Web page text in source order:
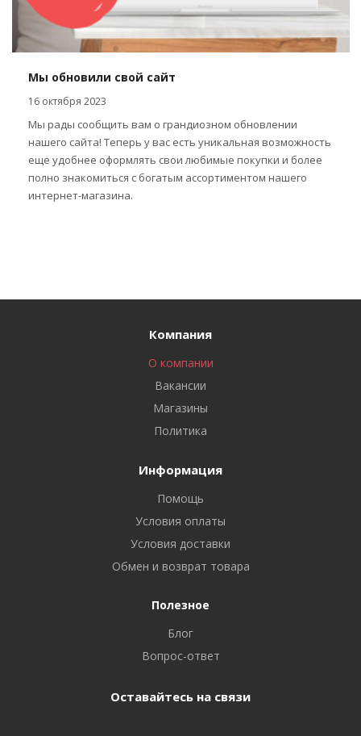
Мы обновили свой сайт
16 октября 2023
Мы рады сообщить вам о грандиозном обновлении
нашего сайта! Теперь у вас есть уникальная возможность
еще удобнее оформлять свои любимые покупки и более
полно знакомиться с богатым ассортиментом нашего
интернет-магазина.
Компания
О компании
Вакансии
Магазины
Политика
Информация
Помощь
Условия оплаты
Условия доставки
Обмен и возврат товара
Полезное
Блог
Вопрос-ответ
Оставайтесь на связи